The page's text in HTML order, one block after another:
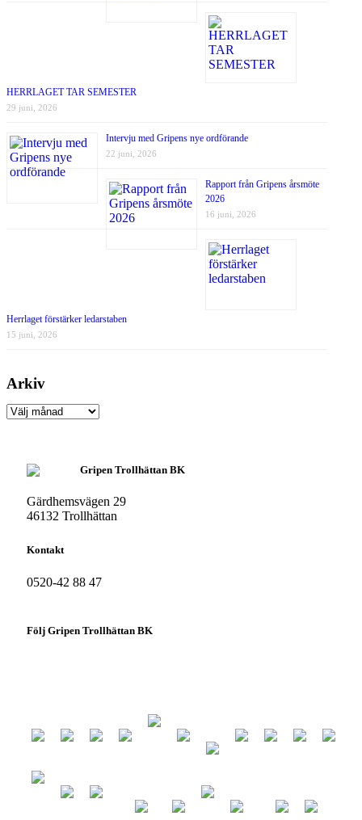
HERRLAGET TAR SEMESTER
29 juni, 2026
Intervju med Gripens nye ordförande
22 juni, 2026
Rapport från Gripens årsmöte
2026
16 juni, 2026
Herrlaget förstärker ledarstaben
15 juni, 2026
Arkiv
Gripen Trollhättan BK
Gärdhemsvägen 29
46132 Trollhättan
Kontakt
0520-42 88 47
Följ Gripen Trollhättan BK